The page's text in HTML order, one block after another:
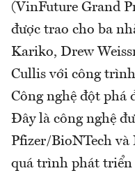
(VinFuture Grand
được trao cho ba
Kariko, Drew
Cullis với công
Công nghệ đột phá
Đây là công nghệ
Pfizer/BioNTech và
quá trình phát triển